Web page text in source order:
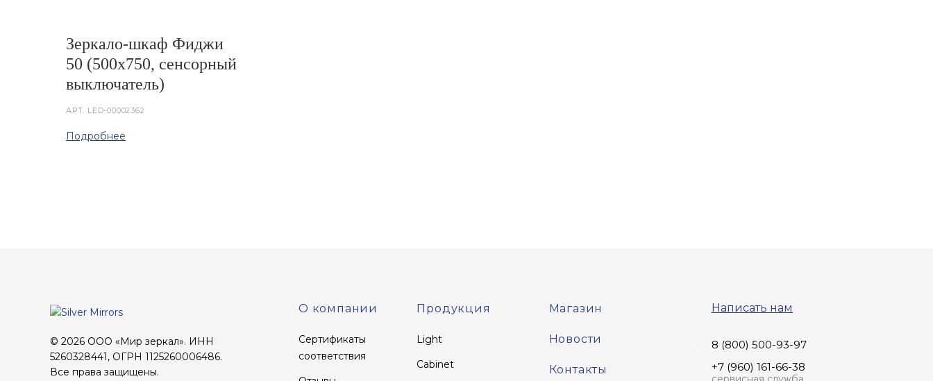
Зеркало-шкаф Фиджи
50 (500х750, сенсорный
выключатель)
АРТ. LED-00002362
Подробнее
© 2026 ООО «Мир зеркал». ИНН
5260328441, ОГРН 1125260006486.
Все права защищены.
О компании
Сертификаты
соответствия
Продукция
Light
Cabinet
Магазин
Новости
Контакты
Написать нам
8 (800) 500-93-97
+7 (960) 161-66-38